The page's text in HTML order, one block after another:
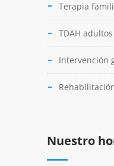
Terapia
TDAH adultos
Intervención
Nuestro